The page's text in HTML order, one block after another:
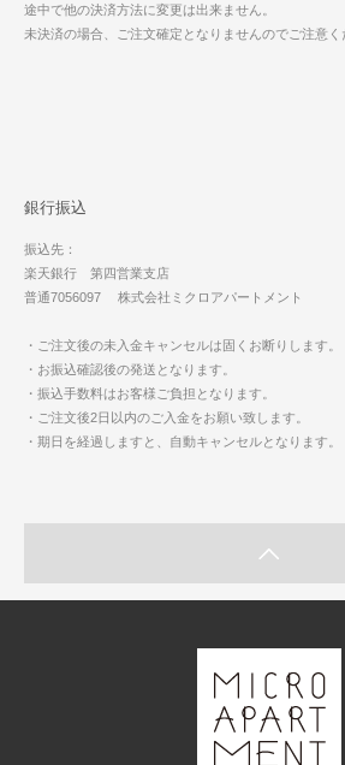
途中で他の決済方法に変更は出来ません。
未決済の場合、ご注文確定となりませんのでご注意く
銀行振込
振込先：
楽天銀行 第四営業支店
普通7056097 株式会社ミクロアパートメント
・ご注文後の未入金キャンセルは固くお断りします。
・お振込確認後の発送となります。
・振込手数料はお客様ご負担となります。
・ご注文後2日以内のご入金をお願い致します。
・期日を経過しますと、自動キャンセルとなります。